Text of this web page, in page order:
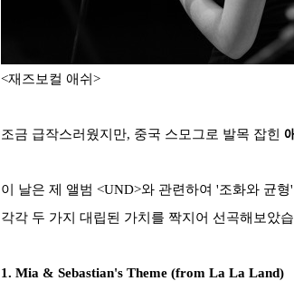
<재즈보컬 애쉬>
조금 급작스러웠지만, 중국 스모그로 발목 잡힌
이 날은 제
앨범 <UND>와 관련하여 '조화와 균형
각각 두 가지 대립된 가치를 짝지어 선곡해보았
1. Mia & Sebastian's Theme (from La La Land)